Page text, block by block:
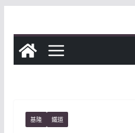
content
基隆 鐵道